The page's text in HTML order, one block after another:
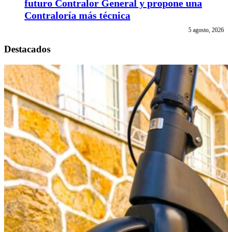
futuro Contralor General y propone una
Contraloría más técnica
5 agosto, 2026
Destacados